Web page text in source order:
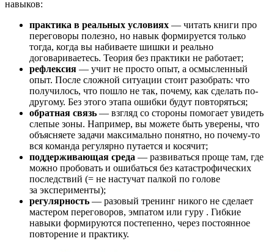
навыков:
практика в реальных условиях — читать книги про
переговоры полезно, но навык формируется только
тогда, когда вы набиваете шишки и реально
договариваетесь. Теория без практики не работает;
рефлексия — учит не просто опыт, а осмысленный
опыт. После сложной ситуации стоит разобрать: что
получилось, что пошло не так, почему, как сделать по-
другому. Без этого этапа ошибки будут повторяться;
обратная связь — взгляд со стороны помогает увидеть
слепые зоны. Например, вы можете быть уверены, что
объясняете задачи максимально понятно, но почему-то
вся команда регулярно путается и косячит;
поддерживающая среда — развиваться проще там, где
можно пробовать и ошибаться без катастрофических
последствий (= не настучат палкой по голове
за эксперименты);
регулярность — разовый тренинг никого не сделает
мастером переговоров, эмпатом или гуру . Гибкие
навыки формируются постепенно, через постоянное
повторение и практику.